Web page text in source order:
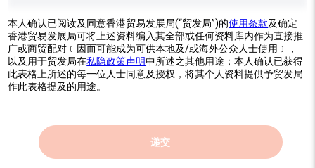
本人确认已阅读及同意香港贸易发展局(“贸发局”)的使用条款及确定
香港贸易发展局可将上述资料编入其全部或任何资料库内作为直接推
广或商贸配对﹝因而可能成为可供本地及/或海外公众人士使用﹞，
以及用于贸发局在私隐政策声明中所述之其他用途；本人确认已获得
此表格上所述的每一位人士同意及授权，将其个人资料提供予贸发局
作此表格提及的用途。
递交